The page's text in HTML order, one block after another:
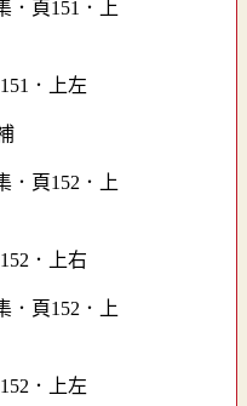
．上左
．上右
．上左